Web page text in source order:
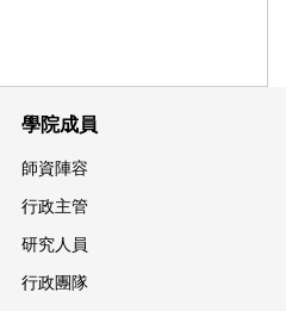
學院成員
師資陣容
行政主管
研究人員
行政團隊